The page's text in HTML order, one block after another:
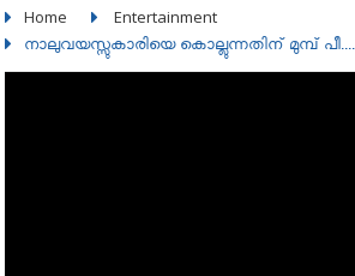
Home Entertainment
നാലുവയസ്സുകാരിയെ കൊല്ലുന്നതിന് മുമ്പ് പീ....